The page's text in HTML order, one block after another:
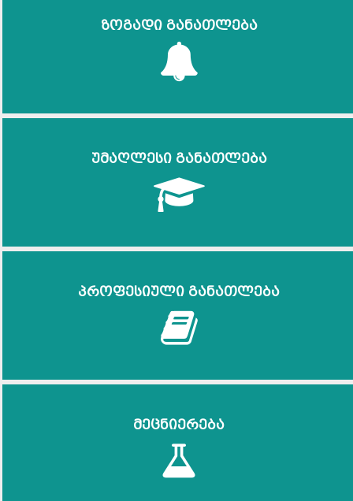
ზოგადი განათლება
უმაღლესი განათლება
პროფესიული განათლება
მეცნიერება